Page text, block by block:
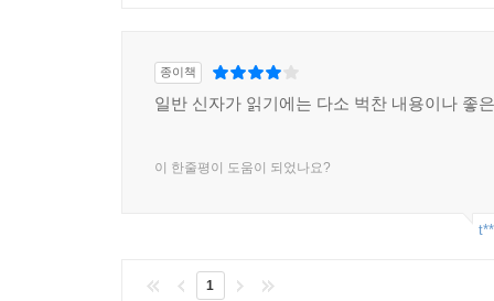
종이책
일반 신자가 읽기에는 다소 벅찬 내용이나 좋
이 한줄평이 도움이 되었나요?
1